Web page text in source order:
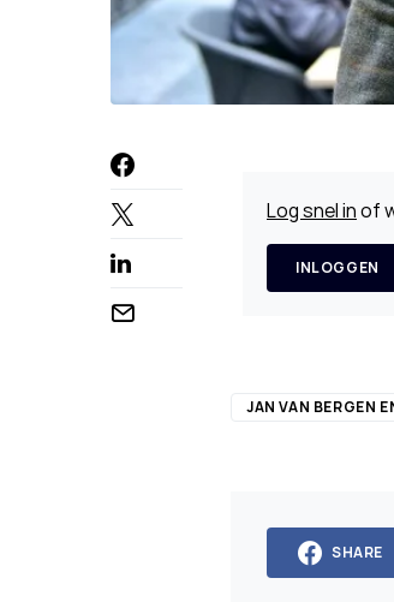
Log snel inof
INLOGGEN
JAN VAN BERGEN
SHARE